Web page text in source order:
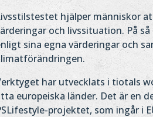
hjälper människor
och livssituation. På
sina egna värderingar och
har utvecklats i tiotals
europeiska länder. Det är en
projektet, som ingår i